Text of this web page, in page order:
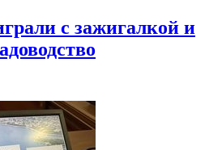
с зажигалкой и